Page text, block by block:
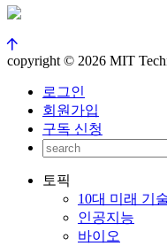
copyright © 2026 MIT
로그인
회원가입
구독 신청
토픽
10대 미래 기
인공지능
바이오